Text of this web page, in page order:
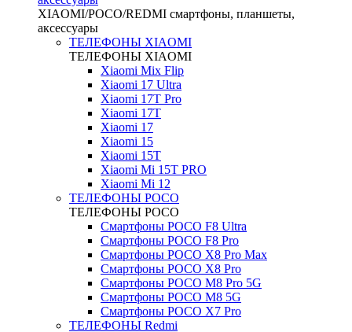
XIAOMI/POCO/REDMI cмартфоны, планшеты,
аксессуары
ТЕЛЕФОНЫ XIAOMI
ТЕЛЕФОНЫ XIAOMI
Xiaomi Mix Flip
Xiaomi 17 Ultra
Xiaomi 17T Pro
Xiaomi 17T
Xiaomi 17
Xiaomi 15
Xiaomi 15T
Xiaomi Mi 15T PRO
Xiaomi Mi 12
ТЕЛЕФОНЫ POCO
ТЕЛЕФОНЫ POCO
Смартфоны POCO F8 Ultra
Смартфоны POCO F8 Pro
Смартфоны POCO X8 Pro Max
Смартфоны POCO X8 Pro
Смартфоны POCO M8 Pro 5G
Смартфоны POCO M8 5G
Смартфоны POCO X7 Pro
ТЕЛЕФОНЫ Redmi